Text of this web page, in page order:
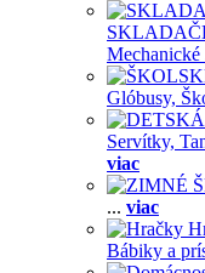
Mechanické
Glóbusy,
Servítky,
viac
... viac
Bábiky a